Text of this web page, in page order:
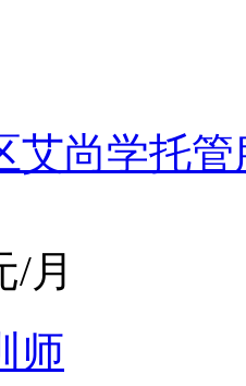
艾尚学托
/月
师